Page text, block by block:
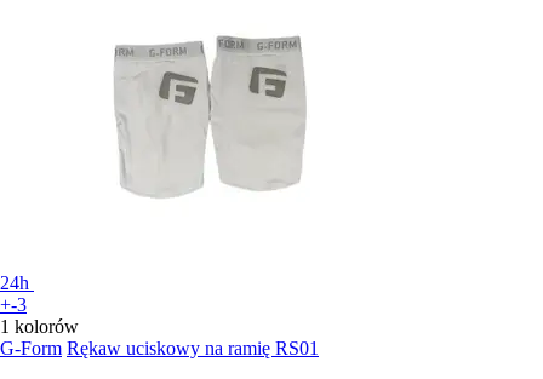
24h
+-3
1 kolorów
G-Form Rękaw uciskowy na ramię RS01